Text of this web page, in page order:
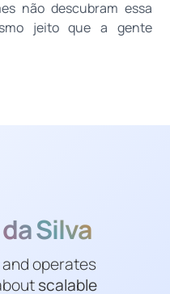
não descubram essa
jeito que a gente
Silva
operates
scalable